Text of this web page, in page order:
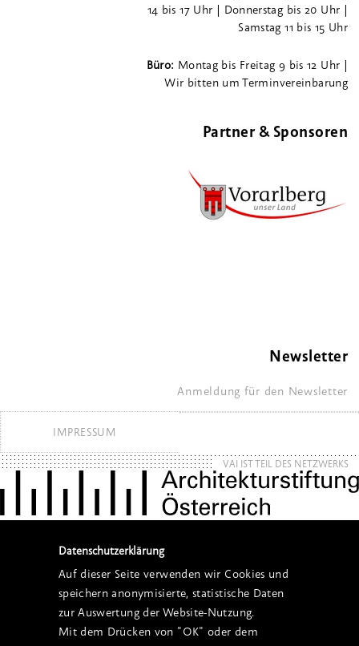
14 bis 17 Uhr | Donnerstag bis 20 Uhr |
Samstag 11 bis 15 Uhr
Büro: Montag bis Freitag 9 bis 12 Uhr |
Wir bitten um Terminvereinbarung
Partner & Sponsoren
Newsletter
Anmeldung für den Newsletter
IMPRESSUM
VAI IST TEIL DES NETZWERKS
Datenschutzerklärung
Auf dieser Seite verwenden wir Cookies und
speichern anonymisierte, statistische Daten
zur Auswertung der Website-Nutzung.
Mit dem Drücken von "OK" oder dem